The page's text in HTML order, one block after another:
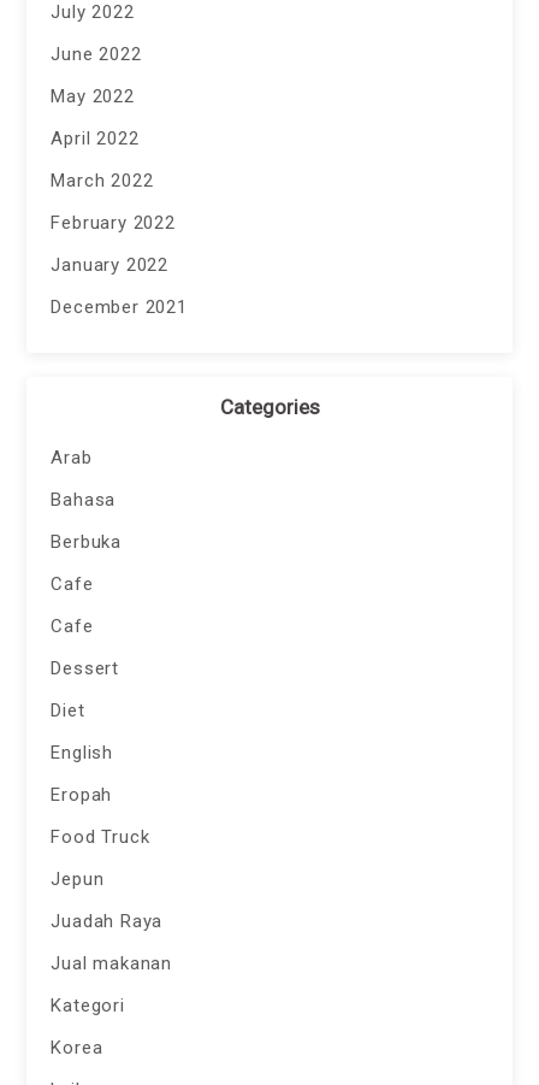
July 2022
June 2022
May 2022
April 2022
March 2022
February 2022
January 2022
December 2021
Categories
Arab
Bahasa
Berbuka
Cafe
Cafe
Dessert
Diet
English
Eropah
Food Truck
Jepun
Juadah Raya
Jual makanan
Kategori
Korea